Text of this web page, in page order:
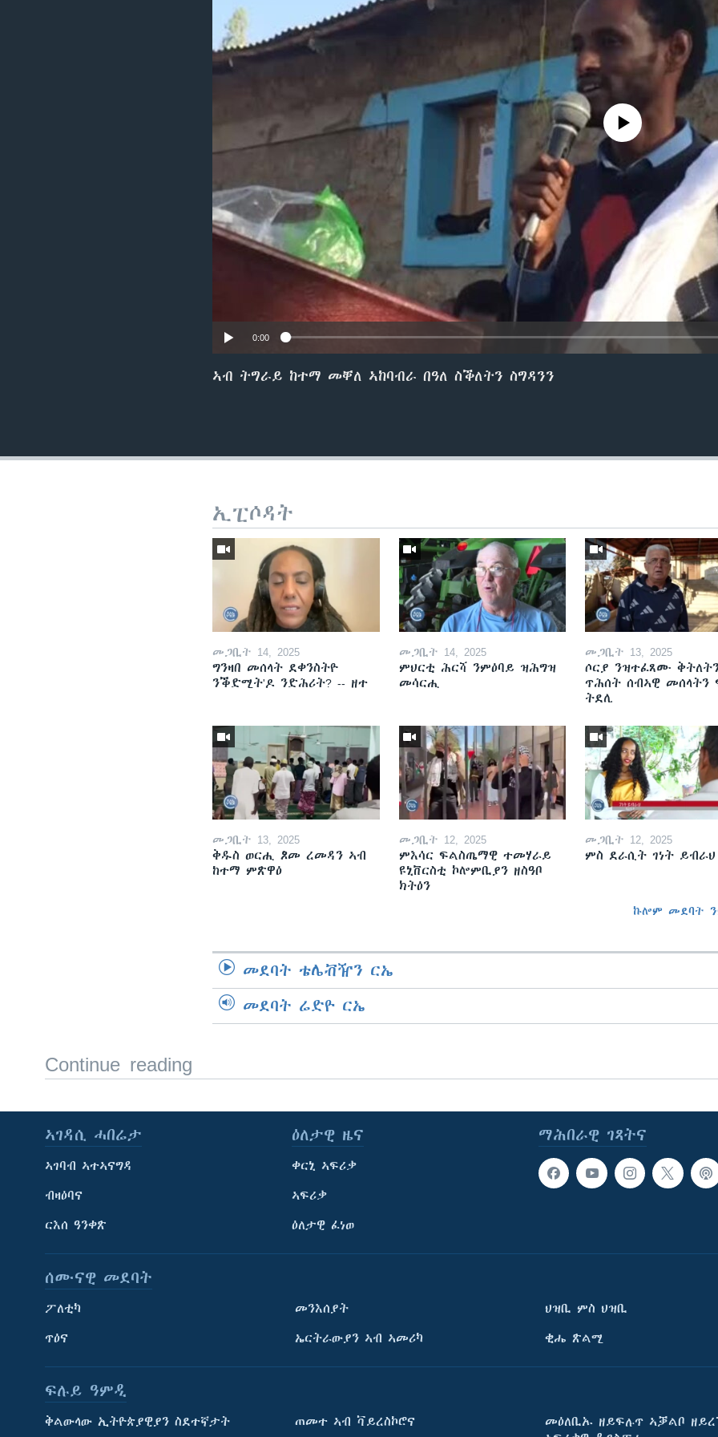
ትምህርቲ እንግሊዝኛ
No media source currently
0:00
ኣብ ትግራይ ከተማ መቐለ ኣከባብራ በዓለ ስቕለትን ስግዳንን
ኢፒሶዳት
መጋቢት 14, 2025
ግንዛበ መሰላት ደቀንስትዮ
ንቕድሚት'ዶ ንድሕሪት? -- ዘተ
መጋቢት 14, 2025
ምህርቲ ሕርሻ ንምዕባይ ዝሕግዝ
መሳርሒ
መጋቢት 13, 2025
ሶርያ ንዝተፈጸሙ
ጥሕሰት ሰብኣዊ መሰላትን
ትደሊ
መጋቢት 13, 2025
ቅዱስ ወርሒ ጾመ ረመዳን ኣብ
ከተማ ምጽዋዕ
መጋቢት 12, 2025
ምእሳር ፍልስጤማዊ ተመሃራይ
ዩኒቨርስቲ ኮሎምቢያን ዘስዓቦ
ክትዕን
መጋቢት 12, 2025
ምስ ደራሲት ገነት ይብራህ
ኩሎም መደባት
መደባት ቴሌቭዥን ርኤ
መደባት ሬድዮ ርኤ
Continue reading
ማሕበራዊ ገጻትና
ኣገዳሲ ሓበሬታ
ኣገባብ ኣተኣናግዳ
ብዛዕባና
ርእሰ ዓንቀጽ
ዕለታዊ ዜና
ቀርኒ ኣፍሪቃ
ኣፍሪቃ
ዕለታዊ ፈነወ
ሰሙናዊ መደባት
ፖለቲካ
ጥዕና
መንእሰያት
ኤርትራውያን ኣብ ኣመሪካ
ህዝቢ ምስ ህዝቢ
ቂሔ ጽልሚ
ፍሉይ ዓምዲ
ቅልውላው ኢትዮጵያዊያን ስደተኛታት ጠመተ ኣብ ቫይረስኮሮና
መዕለቢኡ ዘይፍሉጥ ኣቓልቦ